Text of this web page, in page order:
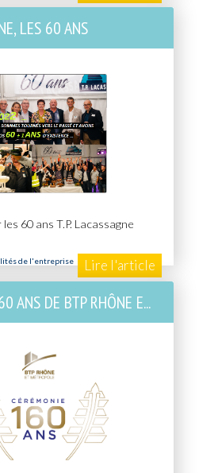
LES 60 ANS
60 ans T.P. Lacassagne
de l'entreprise Lire l'article
ANS DE BTP RHÔNE E...